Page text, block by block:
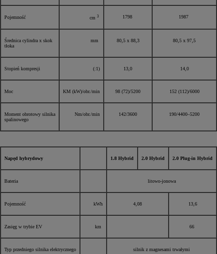
Pojemność cm 3 1798 1987
Średnica cylindra x skok
tłoka
mm 80,5 x 88,3 80,5 x 97,5
Stopień kompresji (:1) 13,0 14,0
Moc KM (kW)/obr./min 98 (72)/5200 152 (112)/6000
Moment obrotowy silnika
spalinowego
Nm/obr./min 142/3600 190/4400–5200
Napęd hybrydowy 1.8 Hybrid 2.0 Hybrid 2.0 Plug-in Hybrid
Bateria litowo-jonowa
Pojemność kWh 4,08 13,6
Zasięg w trybie EV km 66
Typ przedniego silnika elektrycznego silnik z magnesami trwałymi